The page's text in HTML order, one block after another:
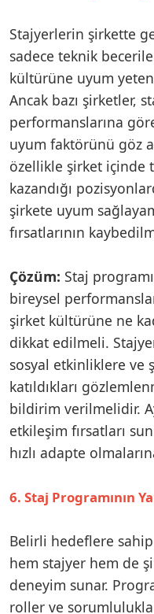
Stajyerlerin şirkette
sadece teknik
kültürüne uyum
Ancak bazı şirketler,
performanslarına
uyum faktörünü göz
özellikle şirket içinde
kazandığı
şirkete uyum
fırsatlarının
Çözüm: Staj
bireysel
şirket kültürüne ne
dikkat edilmeli.
sosyal etkinliklere ve
katıldıkları
bildirim verilmelidir.
etkileşim fırsatları
hızlı adapte
6. Staj Programının
Belirli hedeflere
hem stajyer hem de
deneyim sunar.
roller ve